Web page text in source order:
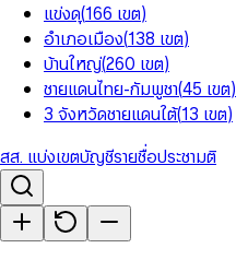
แข่งดุ(166 เขต)
อำเภอเมือง(138 เขต)
บ้านใหญ่(260 เขต)
ชายแดนไทย-กัมพูชา(45 เขต)
3 จังหวัดชายแดนใต้(13 เขต)
สส. แบ่งเขตบัญชีรายชื่อประชามติ